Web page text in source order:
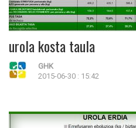
urola kosta taula
GHK
2015-06-30 : 15:42